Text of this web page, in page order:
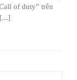
of duty” trên